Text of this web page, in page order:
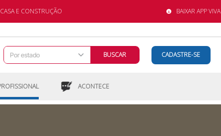
CASA E CONSTRUÇÃO BAIXAR APP VIVA
BUSCAR CADASTRE-SE
ACONTECE